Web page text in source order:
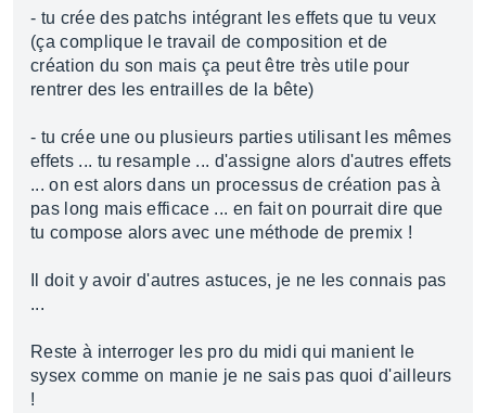
- tu crée des patchs intégrant les effets que tu veux
(ça complique le travail de composition et de
création du son mais ça peut être très utile pour
rentrer des les entrailles de la bête)
- tu crée une ou plusieurs parties utilisant les mêmes
effets ... tu resample ... d'assigne alors d'autres effets
... on est alors dans un processus de création pas à
pas long mais efficace ... en fait on pourrait dire que
tu compose alors avec une méthode de premix !
Il doit y avoir d'autres astuces, je ne les connais pas
...
Reste à interroger les pro du midi qui manient le
sysex comme on manie je ne sais pas quoi d'ailleurs
!